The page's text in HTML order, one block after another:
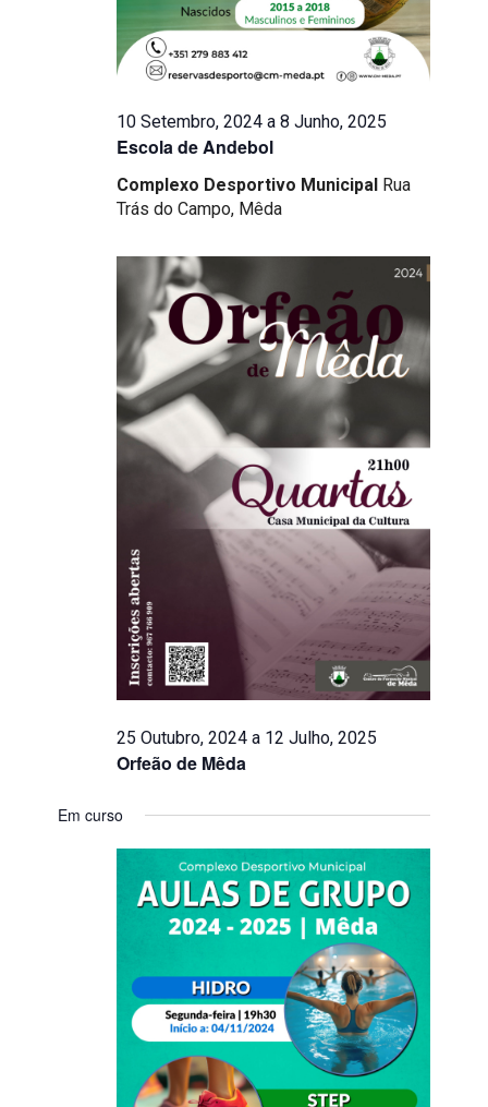
Escola de Andebol
10 Setembro, 2024 a8 Junho, 2025
Complexo Desportivo Municipal Rua
Trás do Campo, Mêda
Orfeão de Mêda
25 Outubro, 2024 a 12 Julho, 2025
Em curso